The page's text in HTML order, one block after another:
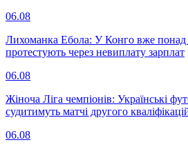
06.08
Лихоманка Ебола: У Конго вже понад
протестують через невиплату зарплат
06.08
Жіноча Ліга чемпіонів: Українські
судитимуть матчі другого
06.08